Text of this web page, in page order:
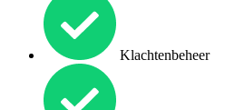
Klachtenbeheer